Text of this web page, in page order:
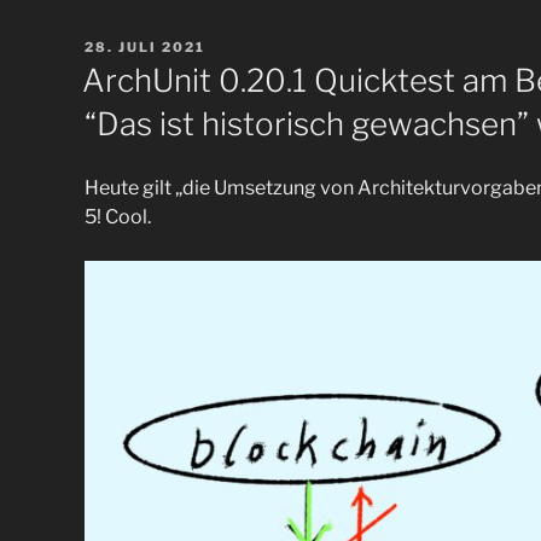
picocli
und
TWHackSSH
auf
Java
umgestellt“
VERÖFFENTLICHT
AM
28. JULI 2021
ArchUnit 0.20.1 Quicktest am
“Das ist historisch
Heute gilt „die Umsetzung von
5! Cool.